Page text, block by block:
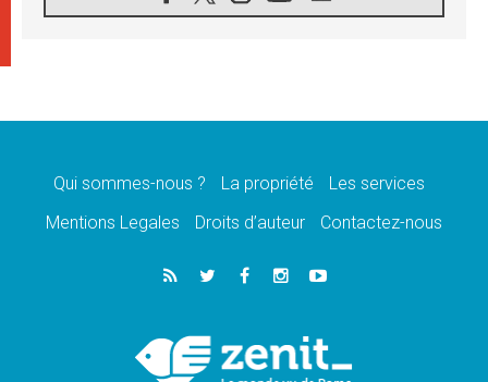
06.08.2026
message de paix et de dignité humaine»
«La visite du Pape en Uruguay renforcera
05.08.2026
Le nonce en Ukraine: «Il est inquiétant
Léon XIV au Pérou, une lueur d'espoir pour
un peuple en quête de paix
Qui sommes-nous ? La propriété
Les services
Mentions Legales
Droits d’auteur Contactez-nous